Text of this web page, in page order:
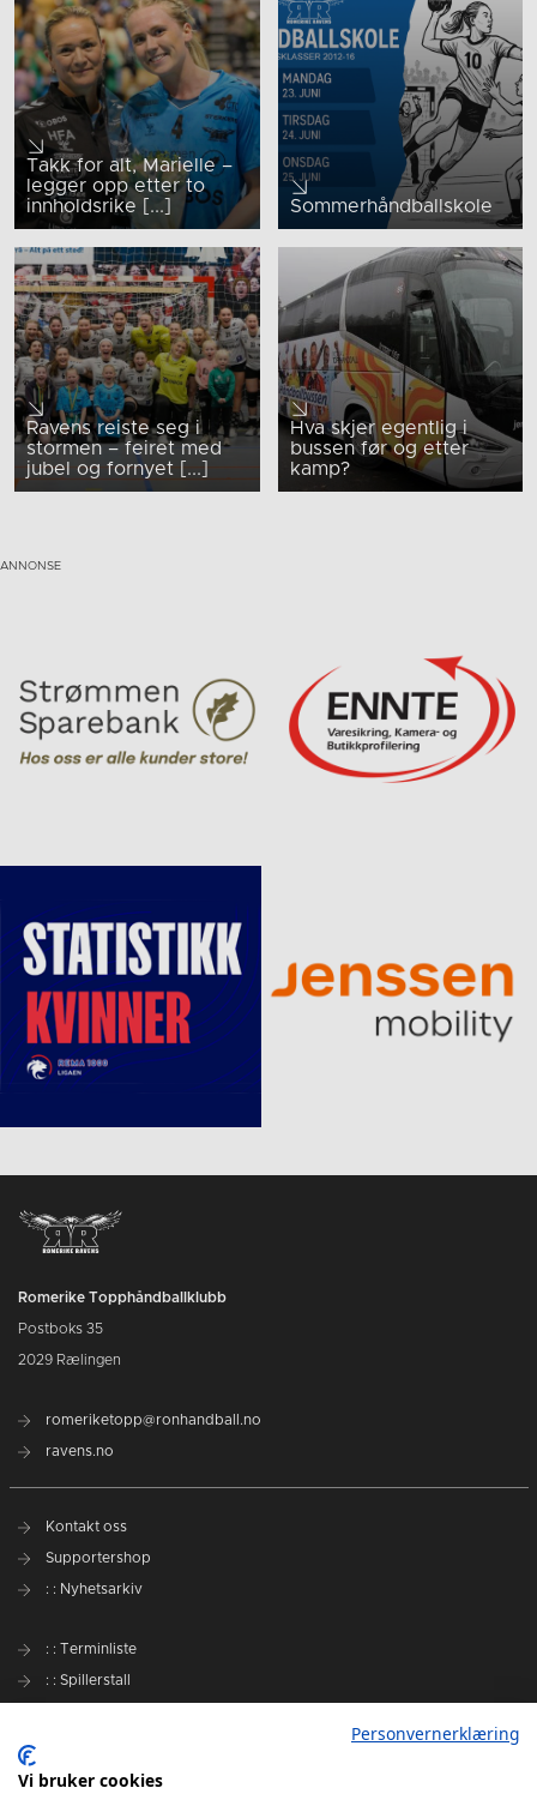
Takk for alt, Marielle –
legger opp etter to
innholdsrike [...]
Sommerhåndballskole
Ravens reiste seg i
stormen – feiret med
jubel og fornyet [...]
Hva skjer egentlig i
bussen før og etter
kamp?
Romerike Topphåndballklubb
Postboks 35
2029 Rælingen
romeriketopp@ronhandball.no
ravens.no
Kontakt oss
Supportershop
: : Nyhetsarkiv
: : Terminliste
: : Spillerstall
: : Samarbeidspartnere
Personvernerklæring
Vi bruker cookies